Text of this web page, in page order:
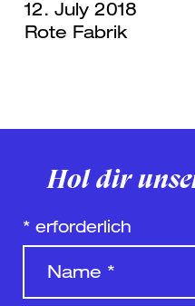
12. July 2018
Rote Fabrik
Hol dir
* erforderlich